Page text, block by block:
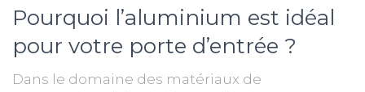
Pourquoi l’aluminium est idéal
pour votre porte d’entrée ?
Dans le domaine des matériaux de